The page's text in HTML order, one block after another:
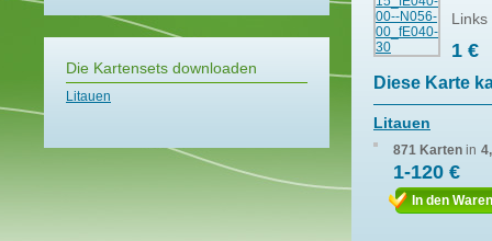
Die Kartensets downloaden
Litauen
1 €
Diese Karte
Litauen
871 Karten in
1-120 €
In den